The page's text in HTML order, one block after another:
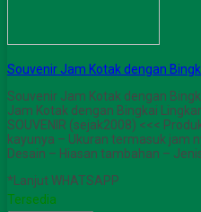
Souvenir Jam Kotak dengan
Souvenir Jam Kotak dengan
Jam Kotak dengan Bingkai
SOUVENIR (sejak2008) <<<
kayunya – Ukuran termasuk jam
Desain – Hiasan tambahan –
*Lanjut WHATSAPP
Tersedia